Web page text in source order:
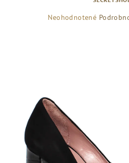
Priemerné
Neohodnotené